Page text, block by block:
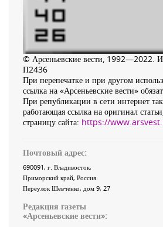
© Арсеньевские вести, 1992—2022.
П2436
При перепечатке и при другом
ссылка на «Арсеньевские вести»
При републикации в сети интернет
работающая ссылка на оригинал
страницу сайта: https://
Почтовый адрес:
690091, г. Владивосток,
Приморский край, Россия
Переулок Шевченко, дом 9, 27
Редакция газеты
«Арсеньевские вести»: